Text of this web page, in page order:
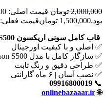
2,000,000 تومان
بود.1,500,000 تومانقیمت فعلی: 1,500,000 تومان.
قاب کامل سونی اریکسون S500
✅ اصلی و با کیفیت اورجینال
✅ سازگار کامل با مدل Sony Ericsson S500
✅ طراحی دقیق و رنگ ثابت
✅ نصب آسان | ۶ ماه گارانتی
📞
09916800019
🌐
onlinebazaaar.ir